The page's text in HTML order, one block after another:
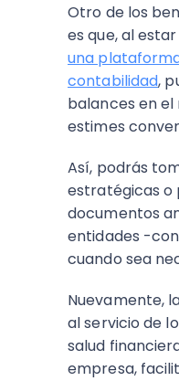
Otro de los
es que, al
una
contabilidad,
balances en
estimes
Así, podrás
estratégicas o
documentos
entidades -
cuando sea
Nuevamente,
al servicio de
salud
empresa,